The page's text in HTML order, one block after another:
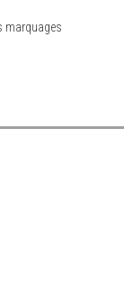
marquages